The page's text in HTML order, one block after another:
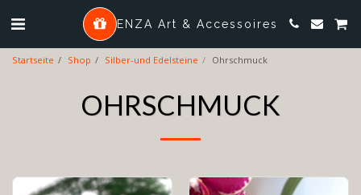
ENZA Art & Accessoires
Startseite Shop Silber-und Edelsteine Ohrschmuck
OHRSCHMUCK